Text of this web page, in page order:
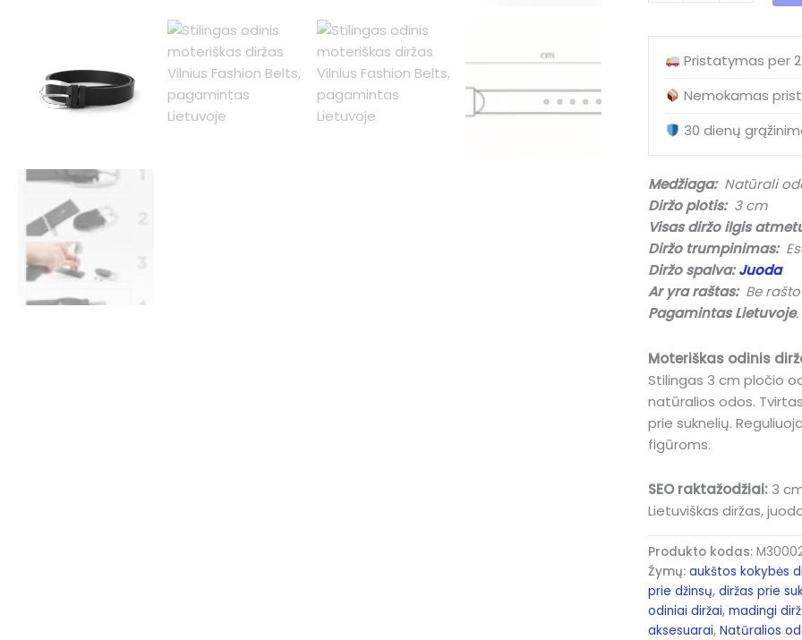
moteriškas
M30002
cm)
Pristatymas per
Nemokamas
30 dienų
Medžiaga: Natūrali
Diržo plotis:3 cm
Visas diržo ilgis
Diržo trumpinimas:
Diržo spalva: Juoda
Ar yra raštas:Be rašto
Pagamintas Lietuvoje.
Moteriškas odinis
Stilingas 3 cm pločio
natūralios odos.
prie suknelių.
figūroms.
SEO raktažodžiai: 3
Lietuviškas diržas,
Produkto kodas:
Žymų:aukštos kokybės
prie džinsų,diržas prie
odiniai diržai,madingi
aksesuarai,Natūralios